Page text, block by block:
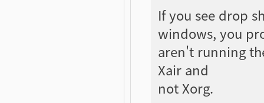
If you see drop
windows, you
aren't running
Xair and
not Xorg.